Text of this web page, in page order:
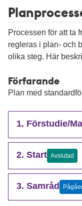
Processen för att ta
regleras i plan- och
olika steg. Här
Förfarande
Plan med
1. Förstudie/
2. Start Avslutad
3. Samråd